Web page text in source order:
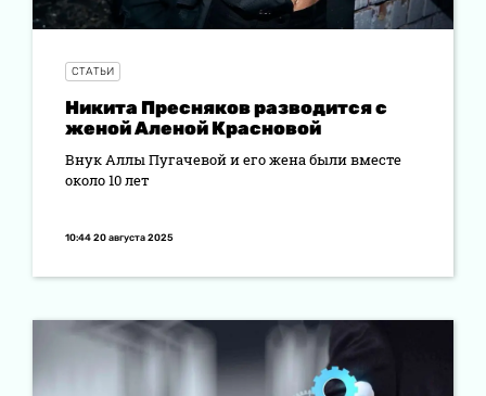
СТАТЬИ
Никита Пресняков разводится с
женой Аленой Красновой
Внук Аллы Пугачевой и его жена были вместе
около 10 лет
10:44 20 августа 2025